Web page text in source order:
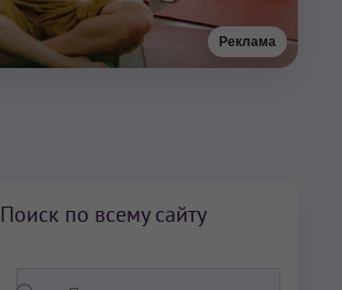
Реклама
Поиск по всему сайту